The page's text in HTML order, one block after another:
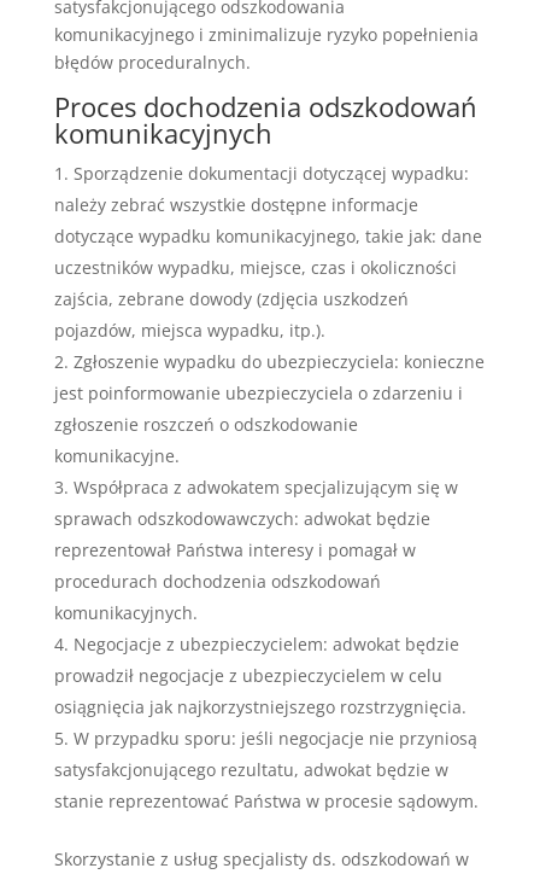
satysfakcjonującego odszkodowania
komunikacyjnego i zminimalizuje ryzyko popełnienia
błędów proceduralnych.
Proces dochodzenia odszkodowań
komunikacyjnych
Sporządzenie dokumentacji dotyczącej wypadku:
należy zebrać wszystkie dostępne informacje
dotyczące wypadku komunikacyjnego, takie jak: dane
uczestników wypadku, miejsce, czas i okoliczności
zajścia, zebrane dowody (zdjęcia uszkodzeń
pojazdów, miejsca wypadku, itp.).
Zgłoszenie wypadku do ubezpieczyciela: konieczne
jest poinformowanie ubezpieczyciela o zdarzeniu i
zgłoszenie roszczeń o odszkodowanie
komunikacyjne.
Współpraca z adwokatem specjalizującym się w
sprawach odszkodowawczych: adwokat będzie
reprezentował Państwa interesy i pomagał w
procedurach dochodzenia odszkodowań
komunikacyjnych.
Negocjacje z ubezpieczycielem: adwokat będzie
prowadził negocjacje z ubezpieczycielem w celu
osiągnięcia jak najkorzystniejszego rozstrzygnięcia.
W przypadku sporu: jeśli negocjacje nie przyniosą
satysfakcjonującego rezultatu, adwokat będzie w
stanie reprezentować Państwa w procesie sądowym.
Skorzystanie z usług specjalisty ds. odszkodowań w